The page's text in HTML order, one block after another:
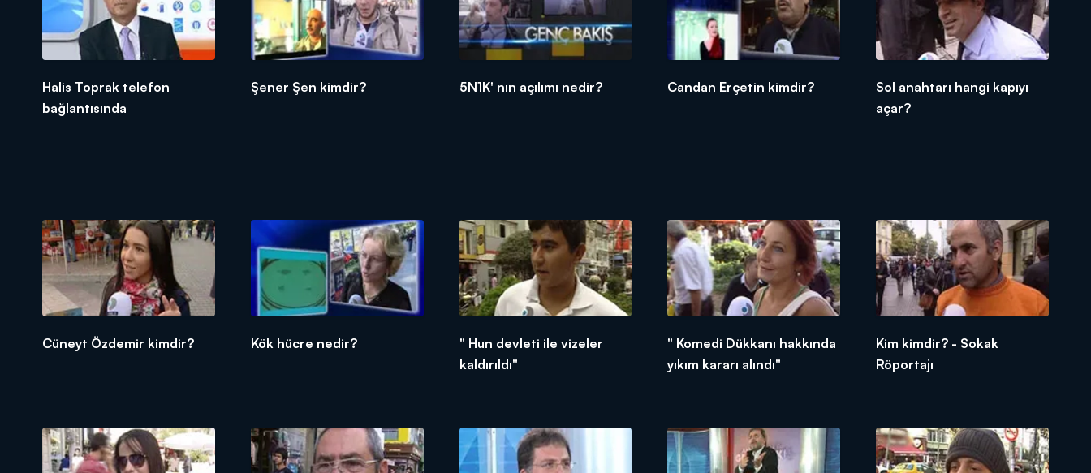
Halis Toprak telefon
bağlantısında
Şener Şen kimdir? 5N1K' nın açılımı nedir? Candan Erçetin kimdir?
Sol anahtarı hangi kapıyı
açar?
Cüneyt Özdemir kimdir? Kök hücre nedir?
" Hun devleti ile vizeler
kaldırıldı"
" Komedi Dükkanı hakkında
yıkım kararı alındı"
Kim kimdir? - Sokak
Röportajı